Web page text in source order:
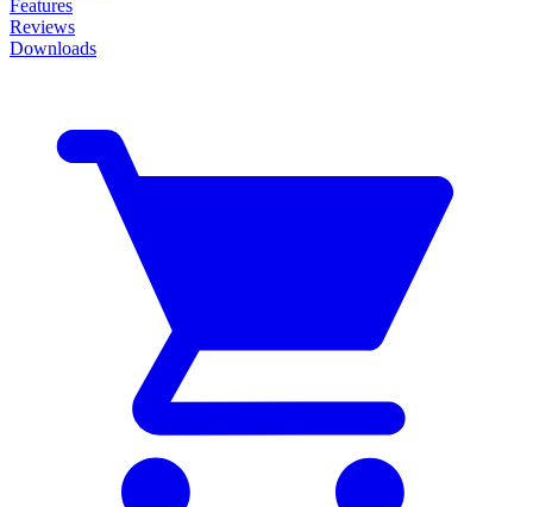
Features
Reviews
Downloads